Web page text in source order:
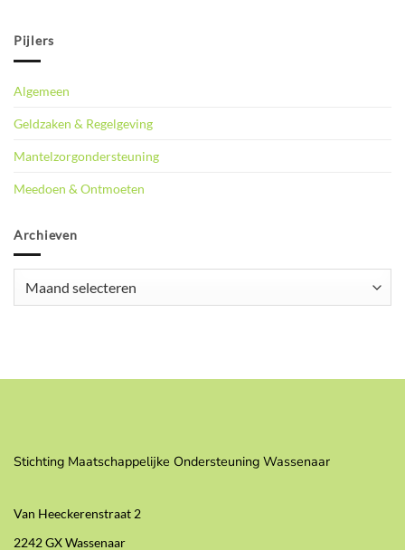
Pijlers
Algemeen
Geldzaken & Regelgeving
Mantelzorgondersteuning
Meedoen & Ontmoeten
Archieven
Stichting Maatschappelijke Ondersteuning Wassenaar
Van Heeckerenstraat 2
2242 GX Wassenaar